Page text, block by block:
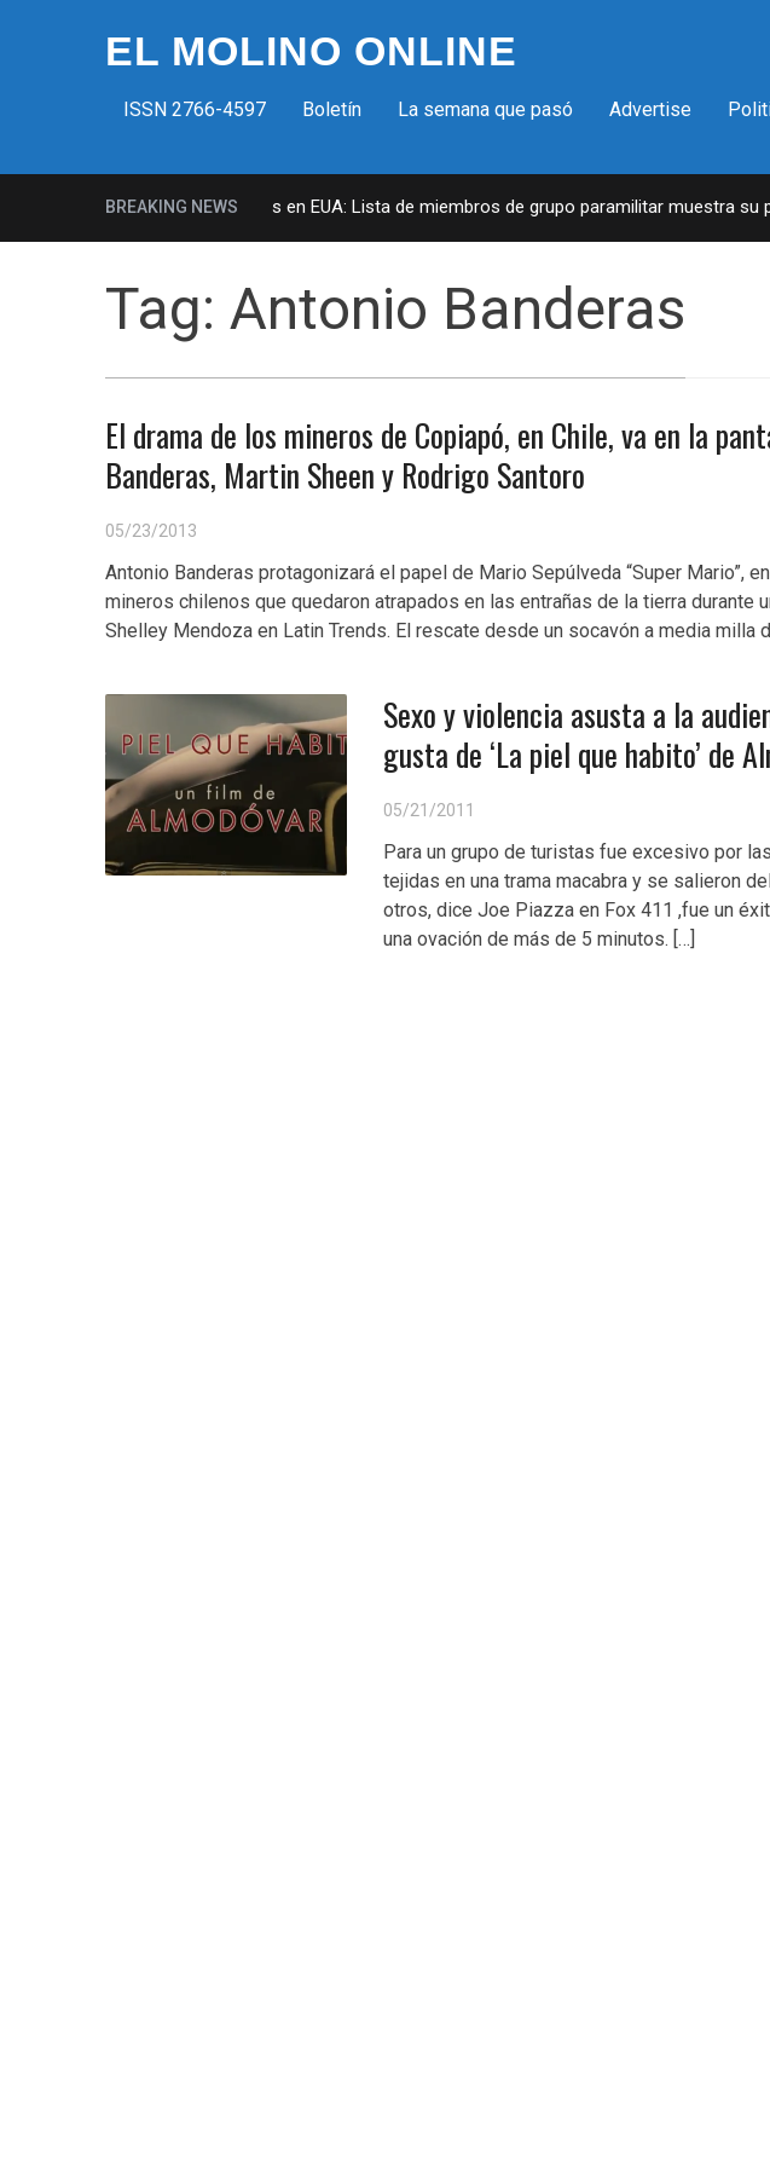
EL MOLINO ONLINE
ISSN 2766-4597 Boletín La semana que pasó Advertise
BREAKING NEWS
Milicias fascistas en EUA: Lista de miembros de grupo paramilitar muestra su
Tag: Antonio Banderas
El drama de los mineros de Copiapó, en Chile, va en la
Banderas, Martin Sheen y Rodrigo Santoro
05/23/2013
Antonio Banderas protagonizará el papel de Mario Sepúlveda “Super Mario”,
mineros chilenos que quedaron atrapados en las entrañas de la tierra durante
Shelley Mendoza en Latin Trends. El rescate desde un socavón a media milla
Sexo y violencia asusta a la
gusta de ‘La piel que habito’ de
05/21/2011
Para un grupo de turistas fue excesivo por
tejidas en una trama macabra y se salieron
otros, dice Joe Piazza en Fox 411 ,fue un
una ovación de más de 5 minutos. […]